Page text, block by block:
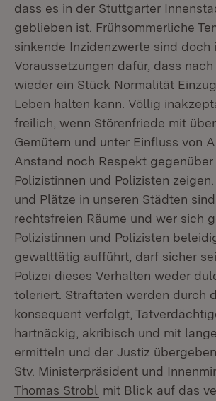
dass es in der Stuttgarter
geblieben ist. Frühsommerliche
sinkende Inzidenzwerte sind doch
Voraussetzungen dafür, dass
wieder ein Stück Normalität
Leben halten kann. Völlig
freilich, wenn Störenfriede mit
Gemütern und unter Einfluss von
Anstand noch Respekt gegenüber
Polizistinnen und Polizisten
und Plätze in unseren Städten
rechtsfreien Räume und wer sich
Polizistinnen und Polizisten
gewalttätig aufführt, darf sicher
Polizei dieses Verhalten weder
toleriert. Straftaten werden durch
konsequent verfolgt,
hartnäckig, akribisch und mit
ermitteln und der Justiz
Stv. Ministerpräsident und
Thomas Strobl mit Blick auf das